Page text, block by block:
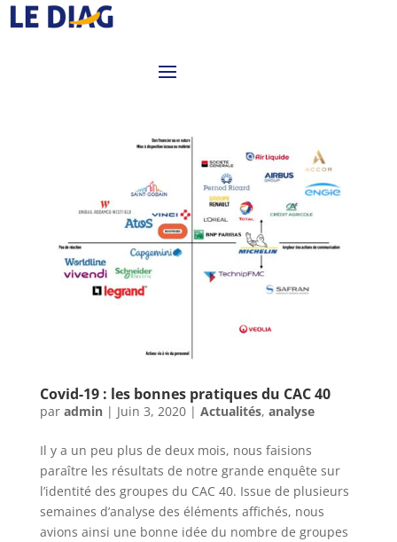
Covid-19 : les bonnes pratiques du CAC 40
par admin| Juin 3, 2020| Actualités, analyse
Il y a un peu plus de deux mois, nous faisions
paraître les résultats de notre grande enquête sur
l’identité des groupes du CAC 40. Issue de plusieurs
semaines d’analyse des éléments affichés, nous
avions ainsi une bonne idée du nombre de groupes